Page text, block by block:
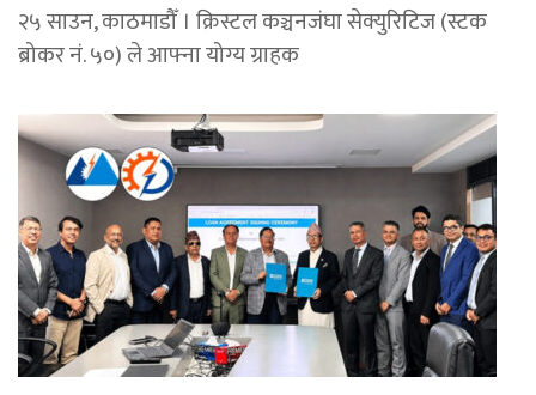
२५ साउन, काठमाडौँ । क्रिस्टल कञ्चनजंघा सेक्युरिटिज (स्टक
ब्रोकर नं. ५०) ले आफ्ना योग्य ग्राहक